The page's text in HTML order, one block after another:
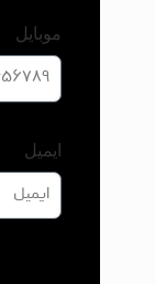
موبایل
ایمیل